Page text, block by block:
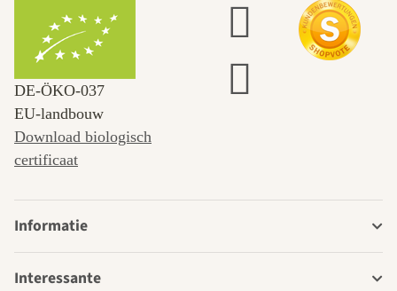
DE‑ÖKO‑037
EU-landbouw
Download biologisch
certificaat
Informatie
Interessante